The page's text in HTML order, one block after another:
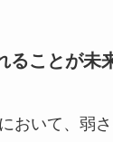
ることが未
おいて、弱